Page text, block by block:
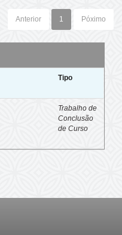
Anterior 1 Póximo
Tipo
Trabalho de
Conclusão
de Curso